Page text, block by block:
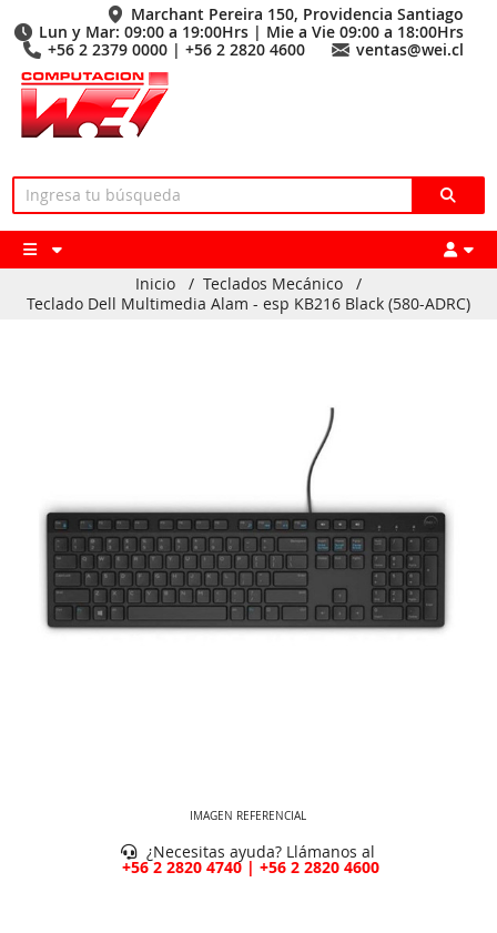
Marchant Pereira 150, Providencia Santiago
Lun y Mar: 09:00 a 19:00Hrs | Mie a Vie 09:00 a 18:00Hrs
+56 2 2379 0000 | +56 2 2820 4600
ventas@wei.cl
Inicio / Teclados Mecánico
/
Teclado Dell Multimedia Alam - esp KB216 Black (580-ADRC)
IMAGEN REFERENCIAL
¿Necesitas ayuda? Llámanos al
+56 2 2820 4740 | +56 2 2820 4600